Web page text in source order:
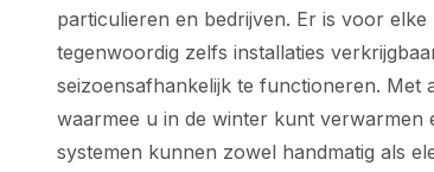
particulieren en bedrijven. Er is voor
tegenwoordig zelfs installaties
seizoensafhankelijk te functioneren. Met
waarmee u in de winter kunt verwarmen
systemen kunnen zowel handmatig als